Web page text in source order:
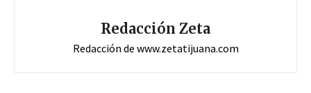
Redacción Zeta
Redacción de www.zetatijuana.com